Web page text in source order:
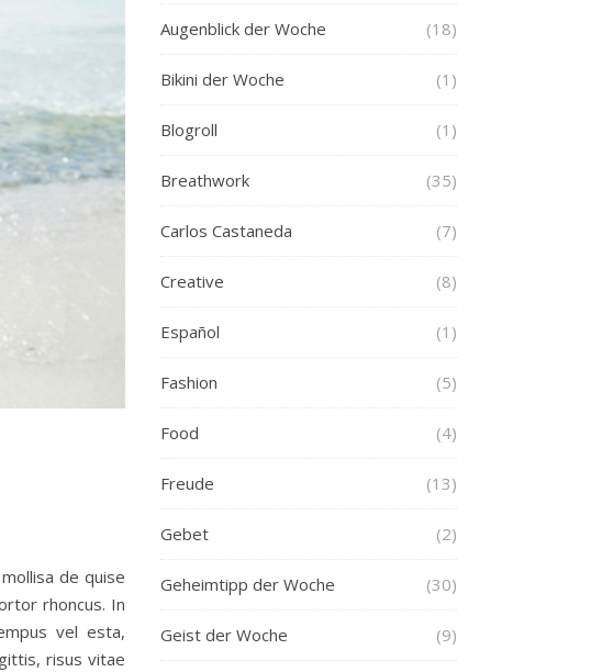
de quise
rhoncus. In
vel esta,
risus vitae
Augenblick der Woche (18)
Bikini der Woche (1)
Blogroll (1)
Breathwork (35)
Carlos Castaneda (7)
Creative (8)
Español (1)
Fashion (5)
Food (4)
Freude (13)
Gebet (2)
Geheimtipp der Woche (30)
Geist der Woche (9)